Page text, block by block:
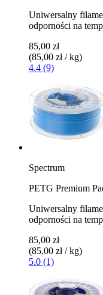
Uniwersalny
odporności na
85,00 zł
(85,00 zł / kg)
4.4 (9)
Spectrum
PETG Premium
Uniwersalny
odporności na
85,00 zł
(85,00 zł / kg)
5.0 (1)